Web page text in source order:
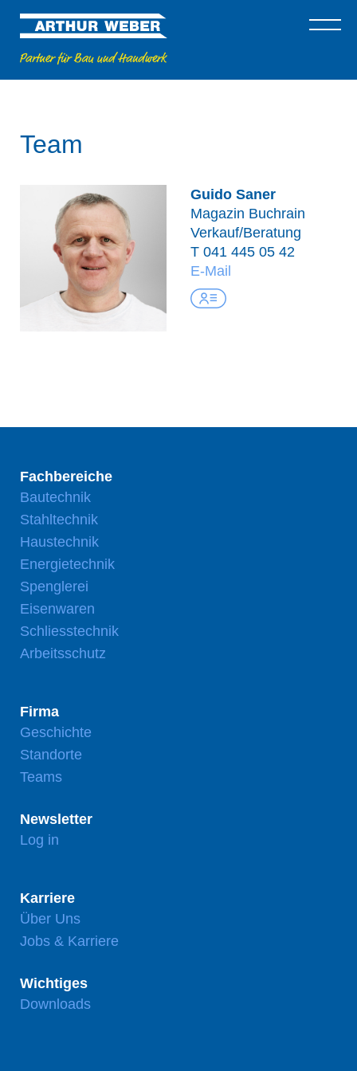
Team
Guido Saner
Magazin Buchrain
Verkauf/Beratung
T 041 445 05 42
E-Mail
Fachbereiche
Bautechnik
Stahltechnik
Haustechnik
Energietechnik
Spenglerei
Eisenwaren
Schliesstechnik
Arbeitsschutz
Firma
Geschichte
Standorte
Teams
Newsletter
Log in
Karriere
Über Uns
Jobs & Karriere
Wichtiges
Downloads